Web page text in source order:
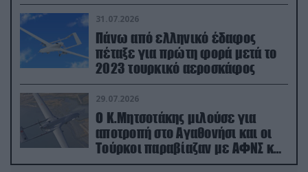
31.07.2026
Πάνω από ελληνικό έδαφος
πέταξε για πρώτη φορά μετά το
2023 τουρκικό αεροσκάφος
29.07.2026
Ο Κ.Μητσοτάκης μιλούσε για
αποτροπή στο Αγαθονήσι και οι
Τούρκοι παραβίαζαν με ΑΦΝΣ και
drone